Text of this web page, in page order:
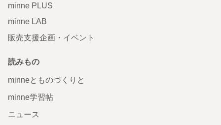
minne PLUS
minne LAB
販売支援企画・イベント
読みもの
minneとものづくりと
minne学習帖
ニュース